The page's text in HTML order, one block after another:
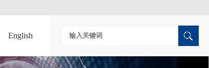
English